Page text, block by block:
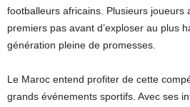
footballeurs africains. Plusieurs joueurs
premiers pas avant d’exploser au plus
génération pleine de promesses.
Le Maroc entend profiter de cette
grands événements sportifs. Avec ses